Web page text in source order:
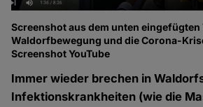
Screenshot aus dem unten eingefügten
Waldorfbewegung und die Corona-
Screenshot YouTube
Immer wieder brechen in
Infektionskrankheiten (wie die